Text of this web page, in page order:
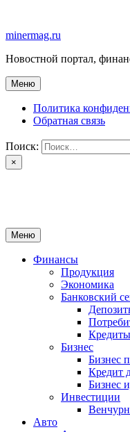
содержимому
minermag.ru
Новостной портал,
Меню
Политика
Обратная связь
Поиск:
×
Меню
Финансы
Продукция
Экономика
Банковский
Кредиты
Бизнес
Бизнес
Кредит
Бизнес
Инвестиции
Авто